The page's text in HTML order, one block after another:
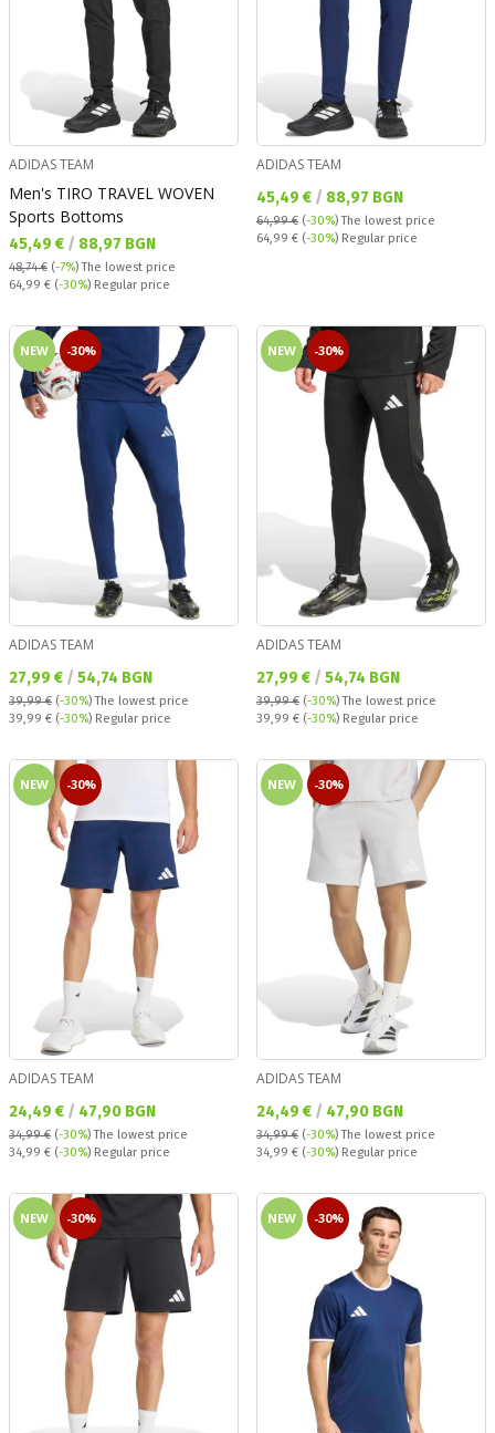
ADIDAS TEAM
Men's TIRO TRAVEL WOVEN
Sports Bottoms
Текуща цена:
45,49 € / 88,97 BGN
48,74 € (-7%)The lowest price
Regular price:
64,99 € (-30%) Regular price
ADIDAS TEAM
Текуща цена:
45,49 € / 88,97 BGN
64,99 € (-30%)The lowest price
Regular price:
64,99 € (-30%) Regular price
NEW -30%
ADIDAS TEAM
Текуща цена:
27,99 € / 54,74 BGN
39,99 € (-30%)The lowest price
Regular price:
39,99 € (-30%) Regular price
NEW -30%
ADIDAS TEAM
Текуща цена:
27,99 € / 54,74 BGN
39,99 € (-30%)The lowest price
Regular price:
39,99 € (-30%) Regular price
NEW -30%
ADIDAS TEAM
Текуща цена:
24,49 € / 47,90 BGN
34,99 € (-30%)The lowest price
Regular price:
34,99 € (-30%) Regular price
NEW -30%
ADIDAS TEAM
Текуща цена:
24,49 € / 47,90 BGN
34,99 € (-30%)The lowest price
Regular price:
34,99 € (-30%) Regular price
NEW -30% NEW -30%